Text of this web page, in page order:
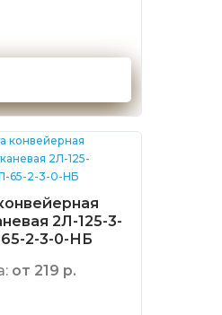
2Л-125-3-
2-3-0-НБ
от 219 р.